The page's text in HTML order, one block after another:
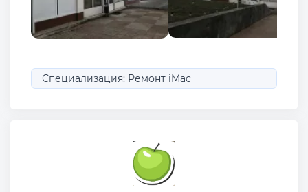
Специализация: Ремонт iMac